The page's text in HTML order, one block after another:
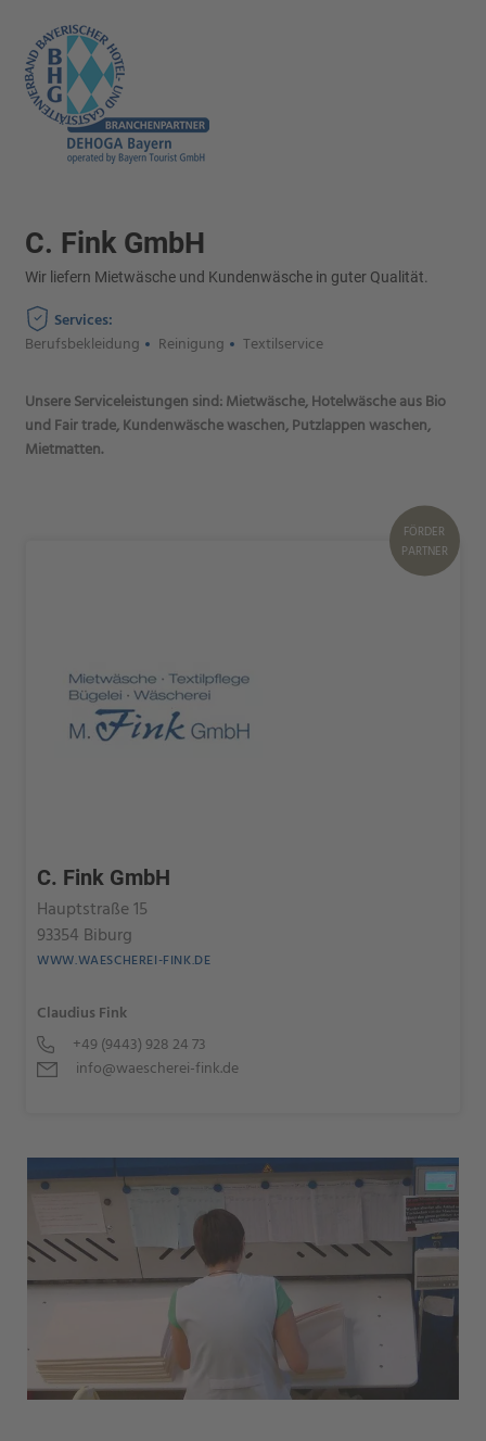
FÖRDER
PARTNER
C. Fink GmbH
Hauptstraße 15
93354 Biburg
WWW.WAESCHEREI-FINK.DE
Claudius Fink
+49 (9443) 928 24 73
info@waescherei-fink.de
C. Fink GmbH
Wir liefern Mietwäsche und Kundenwäsche in guter Qualität.
Services:
Berufsbekleidung
Reinigung Textilservice
Unsere Serviceleistungen sind: Mietwäsche, Hotelwäsche aus Bio
und Fair trade, Kundenwäsche waschen, Putzlappen waschen,
Mietmatten.